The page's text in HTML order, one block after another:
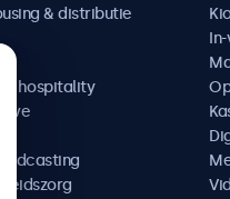
& distributie
& hospitality